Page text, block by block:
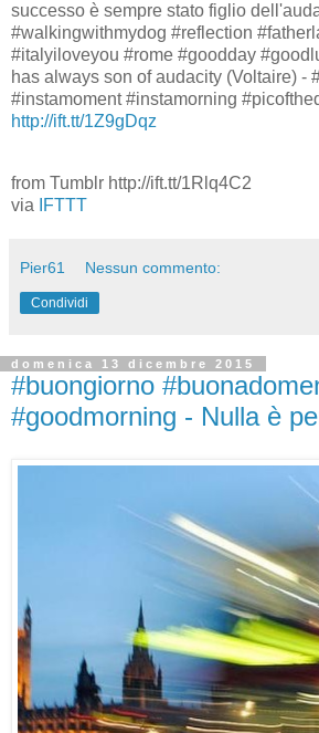
successo è sempre stato figlio
#walkingwithmydog #reflection
#italyiloveyou #rome #goodday
has always son of audacity (Voltaire) -
#instamoment #instamorning
http://ift.tt/1Z9gDqz
from Tumblr http://ift.tt/1Rlq4C2
via
IFTTT
Pier61 Nessun commento:
Condividi
domenica 13 dicembre 2015
#buongiorno
#goodmorning - Nulla è